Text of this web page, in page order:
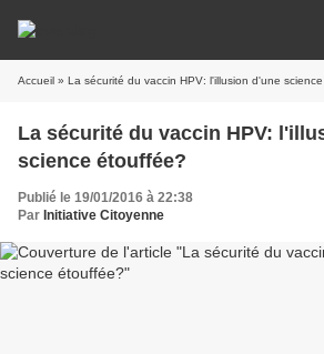
Accueil » La sécurité du vaccin HPV: l'illusion d'une
La sécurité du vaccin HPV:
science étouffée?
Publié le 19/01/2016 à 22:38
Par Initiative Citoyenne